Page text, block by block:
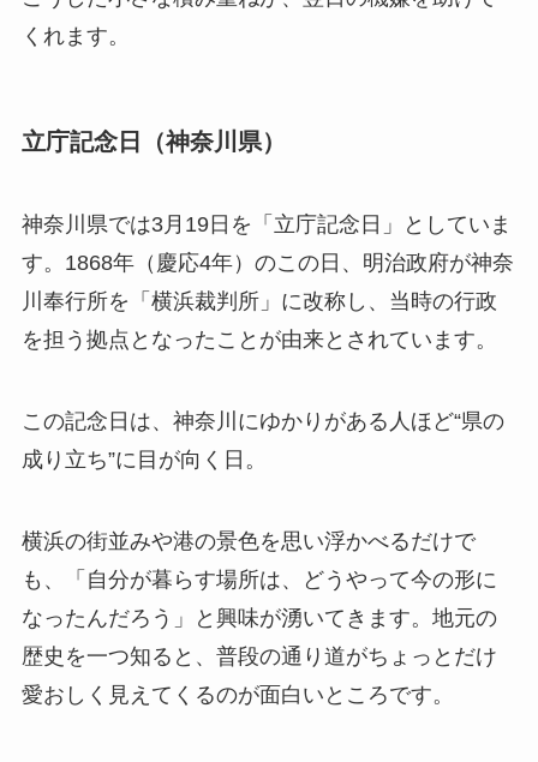
くれます。
立庁記念日（神奈川県）
神奈川県では3月19日を「立庁記念日」としていま
す。1868年（慶応4年）のこの日、明治政府が神奈
川奉行所を「横浜裁判所」に改称し、当時の行政
を担う拠点となったことが由来とされています。
この記念日は、神奈川にゆかりがある人ほど“県の
成り立ち”に目が向く日。
横浜の街並みや港の景色を思い浮かべるだけで
も、「自分が暮らす場所は、どうやって今の形に
なったんだろう」と興味が湧いてきます。地元の
歴史を一つ知ると、普段の通り道がちょっとだけ
愛おしく見えてくるのが面白いところです。